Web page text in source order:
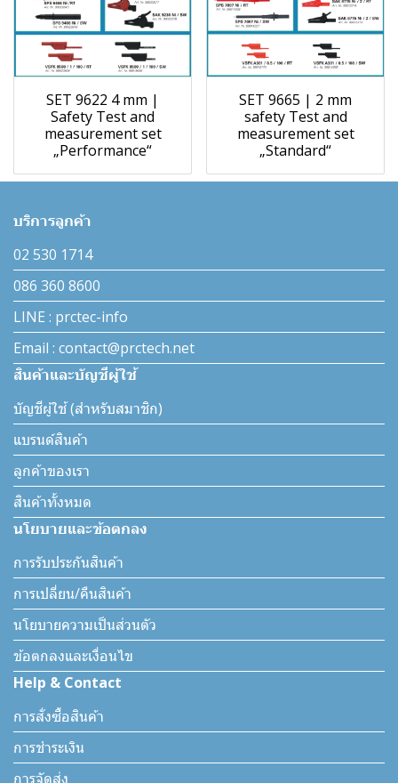
SET 9622 4 mm |
Safety Test and
measurement set
„Performance“
SET 9665 | 2 mm
safety Test and
measurement set
„Standard“
บริการลูกค้า
02 530 1714
086 360 8600
LINE : prctec-info
Email : contact@prctech.net
สินค้าและบัญชีผู้ใช้
บัญชีผู้ใช้ (สำหรับสมาชิก)
แบรนด์สินค้า
ลูกค้าของเรา
สินค้าทั้งหมด
นโยบายและข้อตกลง
การรับประกันสินค้า
การเปลี่ยน/คืนสินค้า
นโยบายความเป็นส่วนตัว
ข้อตกลงและเงื่อนไข
Help & Contact
การสั่งซื้อสินค้า
การชำระเงิน
การจัดส่ง